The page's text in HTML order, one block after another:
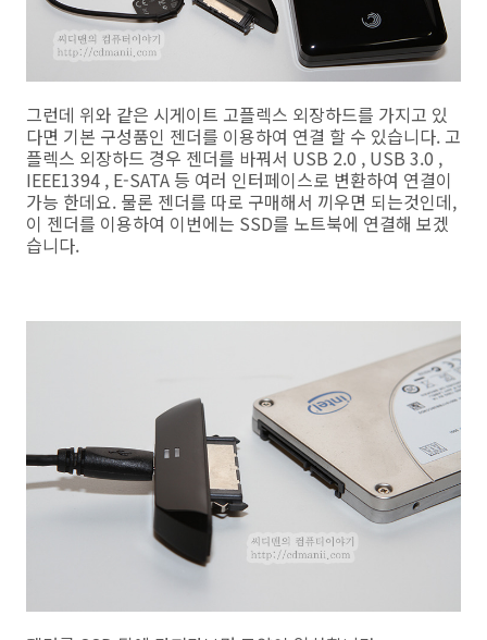
그런데 위와 같은 시게이트 고플렉스 외장하드를 가지고 있
다면 기본 구성품인 젠더를 이용하여 연결 할 수 있습니다. 고
플렉스 외장하드 경우 젠더를 바꿔서 USB 2.0 , USB 3.0 ,
IEEE1394 , E-SATA 등 여러 인터페이스로 변환하여 연결이
가능 한데요. 물론 젠더를 따로 구매해서 끼우면 되는것인데,
이 젠더를 이용하여 이번에는 SSD를 노트북에 연결해 보겠
습니다.